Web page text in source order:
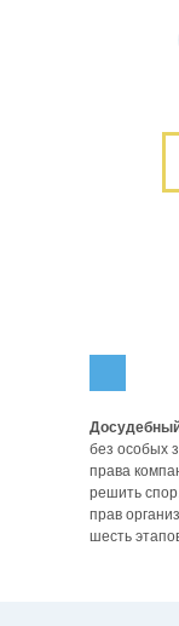
без особых
права
решить
прав
шесть